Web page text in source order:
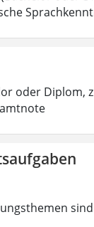
oder Diplom,
sind